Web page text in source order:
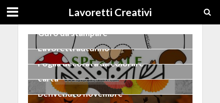
Lavoretti Creativi
Gufo da stampare
AUTUNNO
Lavoretti autunno
AUTUNNO
Foglia decorata da colorare
AUTUNNO
Autunno albero con rosoni di
carta
AUTUNNO
Benvenuto novembre